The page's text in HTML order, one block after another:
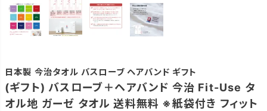
日本製 今治タオル バスローブ ヘアバンド ギフト
(ギフト) バスローブ＋ヘアバンド 今治 Fit-Use タ
オル地 ガーゼ タオル 送料無料 ※紙袋付き フィット